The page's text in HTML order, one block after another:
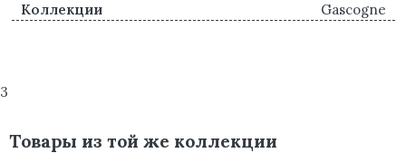
Коллекции
Gascogne
3
Товары из той же коллекции